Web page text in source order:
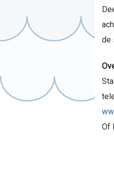
de
Of